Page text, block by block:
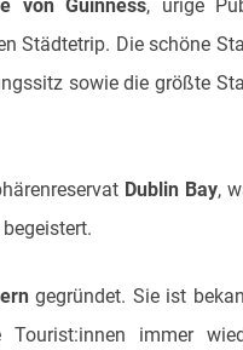
von Guinness, urige
Städtetrip. Die schöne
sowie die größte
Dublin Bay,
gegründet. Sie ist
immer